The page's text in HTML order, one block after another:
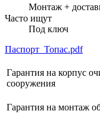
Монтаж +
Часто ищут
Под ключ
Паспорт_Топас.pdf
Гарантия на корпус
сооружения
Гарантия на монтаж